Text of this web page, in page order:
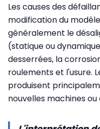
Les causes des
modification du
généralement le
(statique ou
desserrées, la
roulements et l'usure.
produisent
nouvelles machines